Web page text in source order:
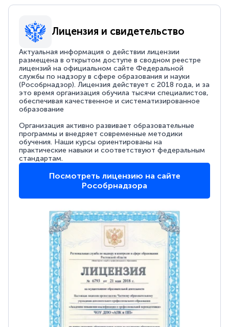
Лицензия и свидетельство
Актуальная информация о действии лицензии
размещена в открытом доступе в сводном реестре
лицензий на официальном сайте Федеральной
службы по надзору в сфере образования и науки
(Рособрнадзор). Лицензия действует с 2018 года, и за
это время организация обучила тысячи специалистов,
обеспечивая качественное и систематизированное
образование
Организация активно развивает образовательные
программы и внедряет современные методики
обучения. Наши курсы ориентированы на
практические навыки и соответствуют федеральным
стандартам.
Посмотреть лицензию на сайте
Рособрнадзора